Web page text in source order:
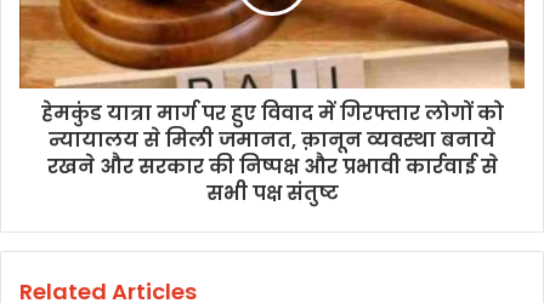
हेमकुंड यात्रा मार्ग पर हुए विवाद में गिरफ्तार लोगों को
न्यायालय से मिली जमानत, क़ानून व्यवस्था बनाये
रखने और सरकार की निष्पक्ष और प्रभावी कार्रवाई से
सभी पक्ष संतुष्ट
Related Articles